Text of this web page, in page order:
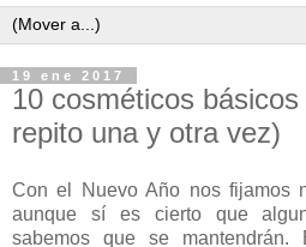
19 ene 2017
10 cosméticos
repito una y otra vez)
Con el Nuevo Año nos fijamos
aunque sí es cierto que
sabemos que se